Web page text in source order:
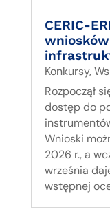
CERIC-
Konkursy,
Rozpoczął
dostęp do
Wnioski
2026 r., a
września
wstępnej